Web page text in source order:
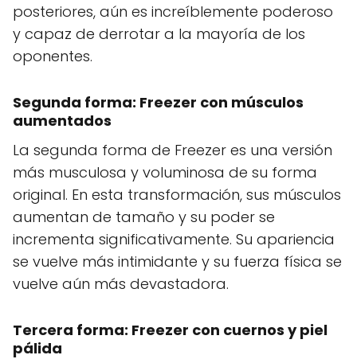
posteriores, aún es increíblemente poderoso
y capaz de derrotar a la mayoría de los
oponentes.
Segunda forma: Freezer con músculos
aumentados
La segunda forma de Freezer es una versión
más musculosa y voluminosa de su forma
original. En esta transformación, sus músculos
aumentan de tamaño y su poder se
incrementa significativamente. Su apariencia
se vuelve más intimidante y su fuerza física se
vuelve aún más devastadora.
Tercera forma: Freezer con cuernos y piel
pálida